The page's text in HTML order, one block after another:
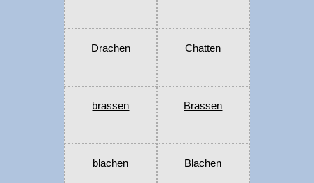
Drachen Chatten
brassen Brassen
blachen Blachen